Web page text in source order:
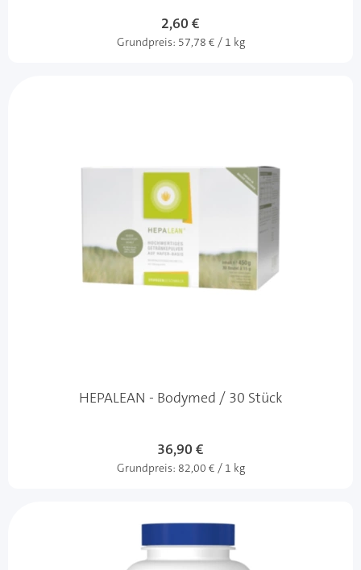
2,60 €
Grundpreis: 57,78 € / 1 kg
HEPALEAN - Bodymed / 30 Stück
36,90 €
Grundpreis: 82,00 € / 1 kg